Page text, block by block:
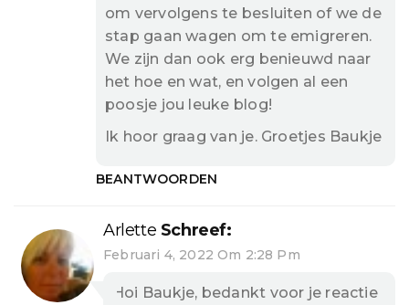
om vervolgens te besluiten of we de
stap gaan wagen om te emigreren.
We zijn dan ook erg benieuwd naar
het hoe en wat, en volgen al een
poosje jou leuke blog!
Ik hoor graag van je. Groetjes Baukje
BEANTWOORDEN
Arlette Schreef:
Februari 4, 2022 Om 2:28 Pm
Hoi Baukje, bedankt voor je reactie